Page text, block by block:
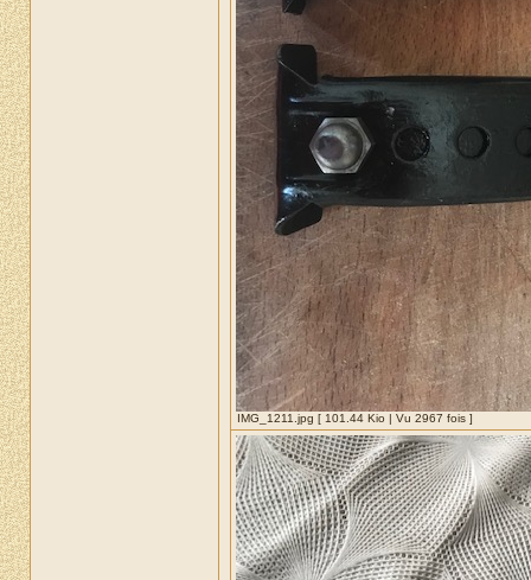
IMG_1211.jpg [ 101.44 Kio | Vu 2967 fois ]